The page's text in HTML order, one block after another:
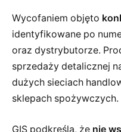
Wycofaniem objęto
identyfikowane po
oraz dystrybutorze.
sprzedaży detalicznej
dużych sieciach
sklepach spożywczych.
GIS podkreśla, że nie